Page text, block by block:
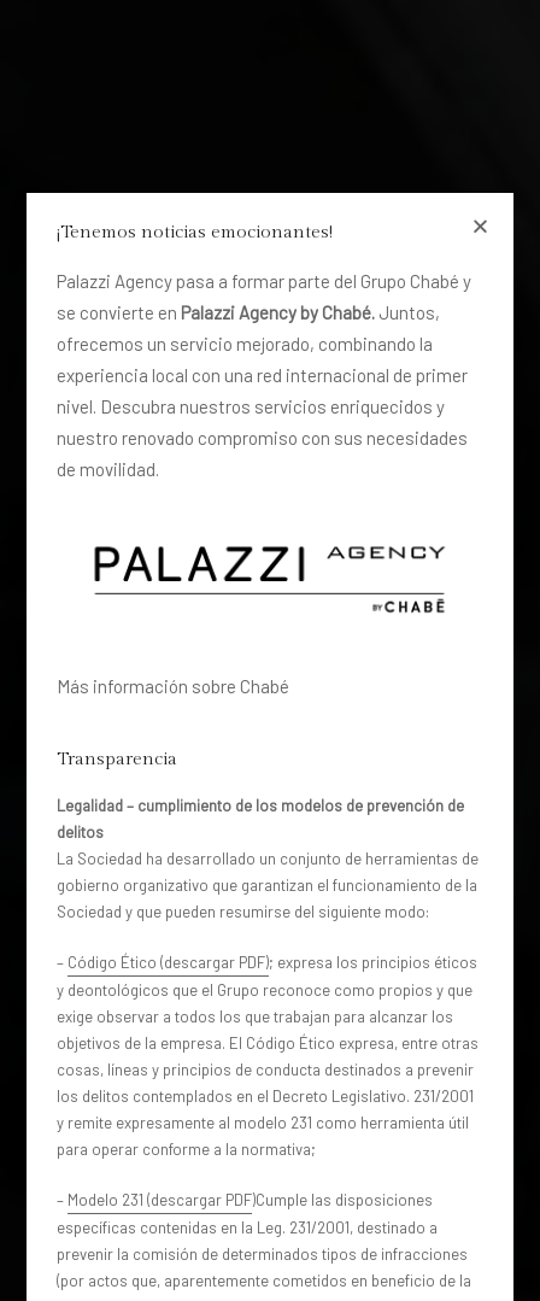
¡Tenemos noticias emocionantes!
Palazzi Agency pasa a formar parte del Grupo Chabé y
se convierte en Palazzi Agency by Chabé. Juntos,
ofrecemos un servicio mejorado, combinando la
experiencia local con una red internacional de primer
nivel. Descubra nuestros servicios enriquecidos y
nuestro renovado compromiso con sus necesidades
de movilidad.
Más información sobre Chabé
Transparencia
Legalidad – cumplimiento de los modelos de prevención de
delitos
La Sociedad ha desarrollado un conjunto de herramientas de
gobierno organizativo que garantizan el funcionamiento de la
Sociedad y que pueden resumirse del siguiente modo:
– Código Ético (descargar PDF); expresa los principios éticos
y deontológicos que el Grupo reconoce como propios y que
exige observar a todos los que trabajan para alcanzar los
objetivos de la empresa. El Código Ético expresa, entre otras
cosas, líneas y principios de conducta destinados a prevenir
los delitos contemplados en el Decreto Legislativo. 231/2001
y remite expresamente al modelo 231 como herramienta útil
para operar conforme a la normativa;
– Modelo 231 (descargar PDF)Cumple las disposiciones
específicas contenidas en la Leg. 231/2001, destinado a
prevenir la comisión de determinados tipos de infracciones
(por actos que, aparentemente cometidos en beneficio de la